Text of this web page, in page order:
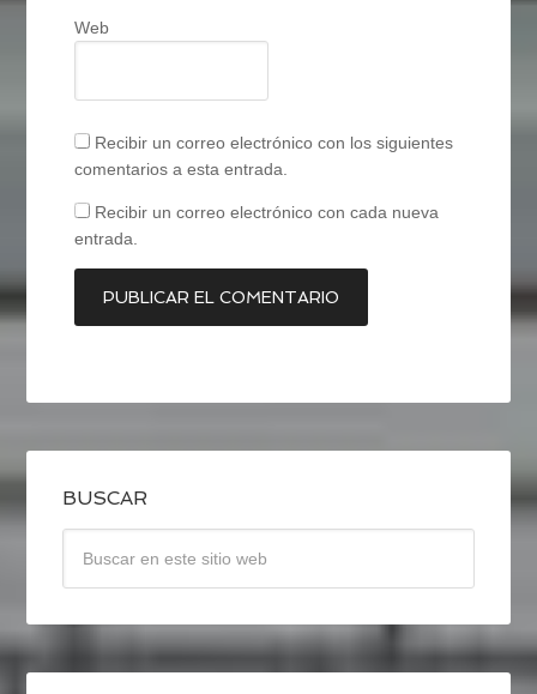
Web
Recibir un correo electrónico con los siguientes
comentarios a esta entrada.
Recibir un correo electrónico con cada nueva
entrada.
BUSCAR